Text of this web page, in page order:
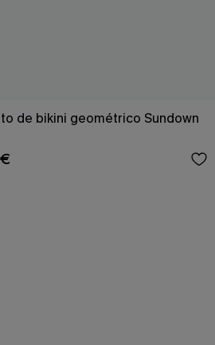
de bikini geométrico Sundown